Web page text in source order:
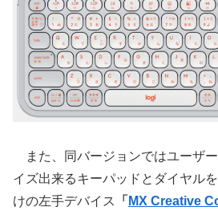
また、同バージョンではユーザ
イズ出来るキーパッドとダイヤル
けの左手デバイス
「 MX Creative